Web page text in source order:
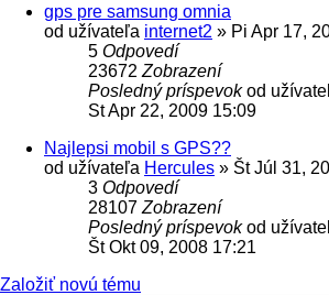
gps pre samsung omnia
od užívateľa internet2 » Pi Apr 17,
5 Odpovedí
23672 Zobrazení
Posledný príspevokod
St Apr 22, 2009 15:09
Najlepsi mobil s GPS??
od užívateľa Hercules » Št Júl 31,
3 Odpovedí
28107 Zobrazení
Posledný príspevokod
Št Okt 09, 2008 17:21
Založiť novú tému